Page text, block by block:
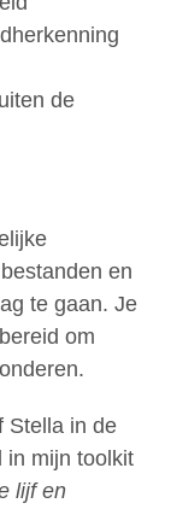
de
en
te gaan. Je
om
Stella in de
in mijn toolkit
lijf en